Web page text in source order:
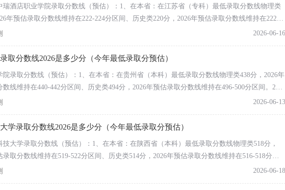
历史类
528 31015
467
综合类 530 31499 476
历史类
529 17078 465
最新排名）
（最新公布）
瑞酒店职业学院录取分数线（预估）：1、在本省：在江苏省（专科）最低录取分数线物理类
年预估录取分数线维持在222-224分区间、历史类220分，2026年预估录取分数线维持在222-
2、在外省：在广东省（专科）2025最低录取分数线物理类242分、历史类316分；在海南省
分数波动在1-3分，基本持平。
2026-06-16
取分数线2026是多少分（今年最低录取分预估）
院录取分数线（预估）：1、在本省：在贵州省（本科）最低录取分数线物理类438分，2026年
数线维持在440-442分区间、历史类494分，2026年预估录取分数线维持在496-500分区间。2、
广东省（本科）2025最低录取分数线物理类505分、历史类527分；在海南省（本科）最低录取
基本持平。
2026-06-13
学录取分数线2026是多少分（今年最低录取分预估）
技大学录取分数线（预估）：1、在本省：在陕西省（本科）最低录取分数线物理类518分，
录取分数线维持在519-522分区间、历史类514分，2026年预估录取分数线维持在516-518分区
省：在新疆（本一）2025最低录取分数线理科421分、文科453分，（本一（单列类））最低
2026-06-18